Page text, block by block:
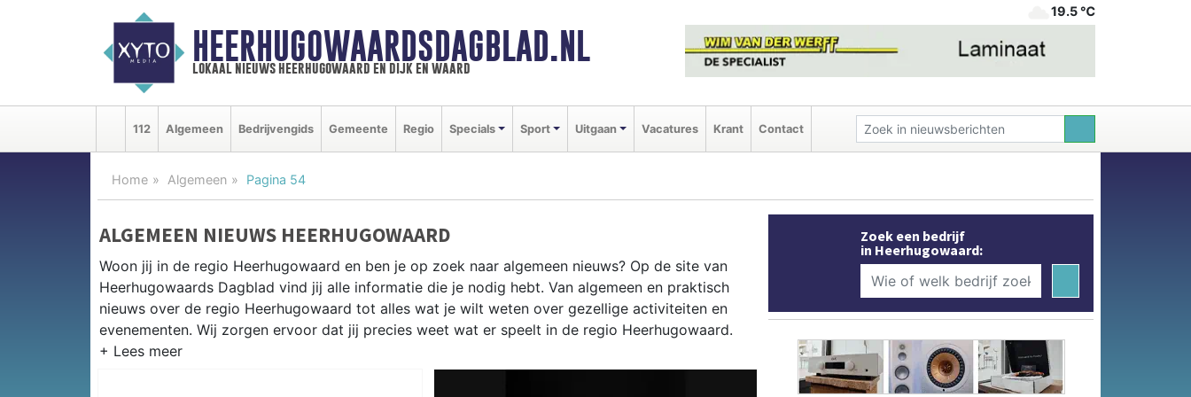
HEERHUGOWAARDSDAGBLAD.NL
lokaal nieuws heerhugowaard en dijk en waard
19.5 ℃
112 Algemeen Bedrijvengids Gemeente Regio Specials Sport Uitgaan Vacatures Krant Contact
Home Algemeen Pagina 54
ALGEMEEN NIEUWS HEERHUGOWAARD
Woon jij in de regio Heerhugowaard en ben je op zoek naar algemeen nieuws? Op de site van
Heerhugowaards Dagblad vind jij alle informatie die je nodig hebt. Van algemeen en praktisch
nieuws over de regio Heerhugowaard tot alles wat je wilt weten over gezellige activiteiten en
evenementen. Wij zorgen ervoor dat jij precies weet wat er speelt in de regio Heerhugowaard.
ALGEMEEN NIEUWS EN PRAKTISCHE INFORMATIE HEERHUGOWAARD
Zoek een bedrijf
in Heerhugowaard: